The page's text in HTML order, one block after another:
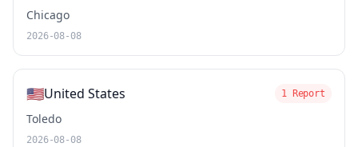
Chicago
2026-08-08
🇺🇸United States 1 Report
Toledo
2026-08-08